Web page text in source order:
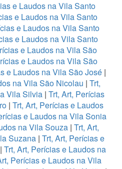
e Laudos na Vila Santo
e Laudos na Vila Santo
e Laudos na Vila Santo
e Laudos na Vila Santo
e Laudos na Vila São
e Laudos na Vila São
e Laudos na Vila São José |
na Vila São Nicolau | Trt,
Vila Silvia | Trt, Art, Perícias
| Trt, Art, Perícias e Laudos
e Laudos na Vila Sonia
na Vila Souza | Trt, Art,
Suzana | Trt, Art, Perícias e
Trt, Art, Perícias e Laudos na
Perícias e Laudos na Vila